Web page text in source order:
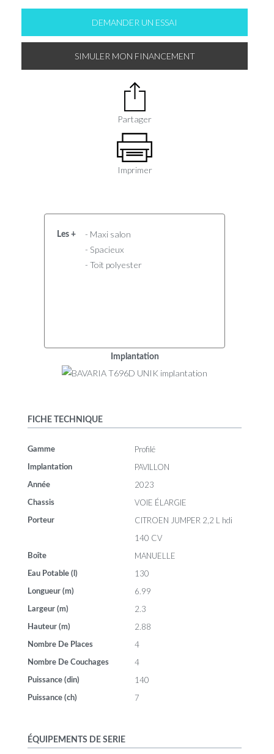
DEMANDER UN ESSAI
SIMULER MON FINANCEMENT
Partager
Imprimer
Les +
- Maxi salon
- Spacieux
- Toit polyester
Implantation
FICHE TECHNIQUE
Gamme Profilé
Implantation PAVILLON
Année 2023
Chassis VOIE ÉLARGIE
Porteur
CITROEN JUMPER 2,2 L hdi
140 CV
Boîte MANUELLE
Eau Potable (l) 130
Longueur (m) 6.99
Largeur (m) 2.3
Hauteur (m) 2.88
Nombre De Places 4
Nombre De Couchages 4
Puissance (din) 140
Puissance (ch) 7
ÉQUIPEMENTS DE SERIE